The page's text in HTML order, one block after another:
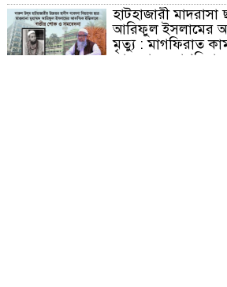
হাটহাজারী মাদরাসা
আরিফুল ইসলামের
মৃত্যু : মাগফিরাত
জামেয়ার মহাপরিচালক